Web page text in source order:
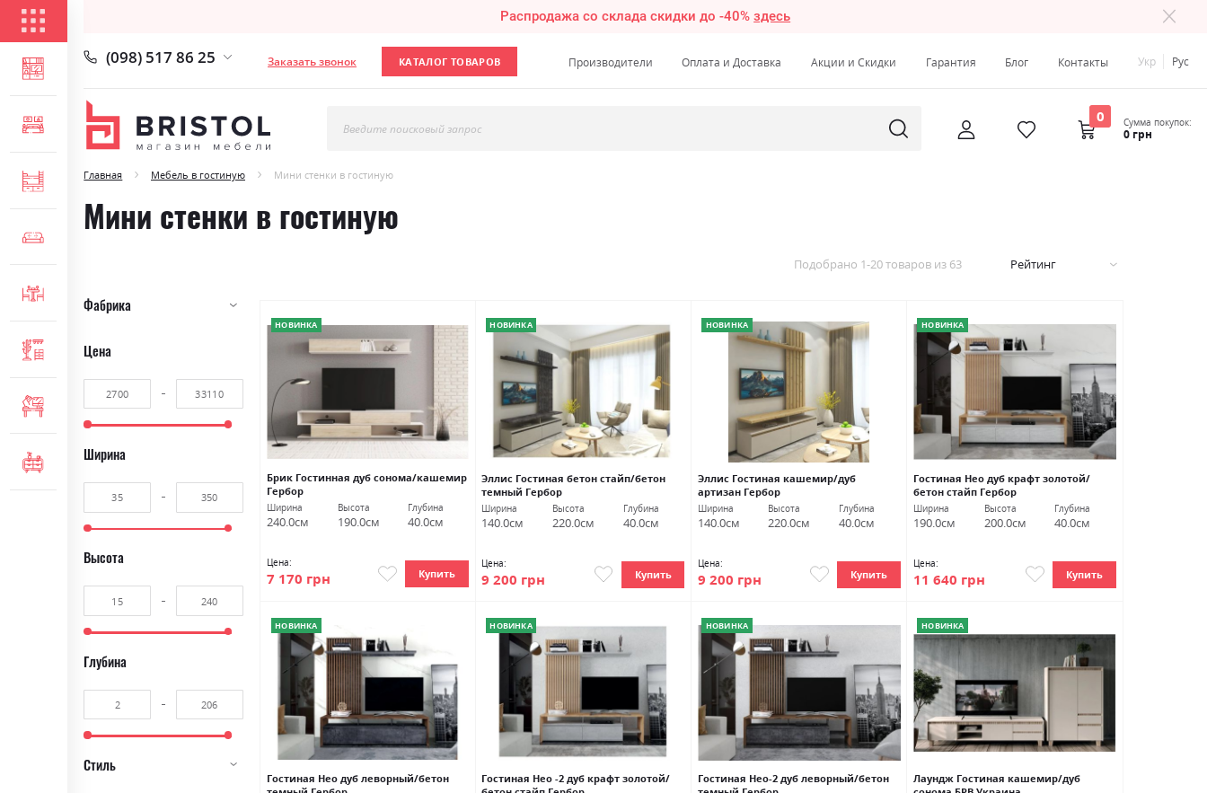
Распродажа со склада скидки до -40%здесь
ГОСТИНАЯ
СПАЛЬНЯ
ДЕТСКАЯ
ПРИХОЖАЯ
МЕБЕЛЬ ДЛЯ ОФИСА
КОМОДЫ И ТУМБЫ
(098) 517 86 25 Заказать звонок КАТАЛОГ ТОВАРОВ Производители Оплата и Доставка Акции и Скидки Гарантия Блог Контакты Укр Рус
Введите поисковый запрос
0 Сумма покупок:
0 грн
Главная Мебель в гостиную Мини стенки в гостиную
Мини стенки в гостиную
Подобрано 1-20товаров из 63 Рейтинг
НОВИНКА
Брик Гостинная дуб сонома/кашемир
Гербор
Ширина
240.0см
Высота
190.0см
Глубина
40.0см
Цена:
7 170 грн Купить
НОВИНКА
Эллис Гостиная бетон стайп/бетон
темный Гербор
Ширина
140.0см
Высота
220.0см
Глубина
40.0см
Цена:
9 200 грн Купить
НОВИНКА
Эллис Гостиная кашемир/дуб
артизан Гербор
Ширина
140.0см
Высота
220.0см
Глубина
40.0см
Цена:
9 200 грн Купить
НОВИНКА
Гостиная Нео дуб крафт золотой/
бетон стайп Гербор
Ширина
190.0см
Высота
200.0см
Глубина
40.0см
Цена:
11 640 грн Купить
НОВИНКА
Гостиная Нео дуб леворный/бетон
НОВИНКА
Гостиная Нео -2 дуб крафт золотой/
НОВИНКА
Гостиная Нео-2 дуб леворный/бетон
НОВИНКА
Лаундж Гостиная кашемир/дуб
Фабрика
Цена
Ширина
Высота
Глубина
Стиль